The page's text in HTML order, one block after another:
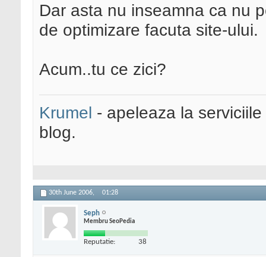
Dar asta nu inseamna ca nu
de optimizare facuta site-ului.
Acum..tu ce zici?
Krumel - apeleaza la
blog.
30th June 2006, 01:28
Seph
Membru SeoPedia
Reputatie: 38